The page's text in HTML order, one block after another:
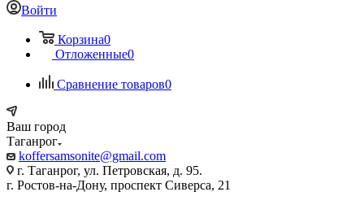
Войти
Корзина0
Отложенные0
Сравнение товаров0
Ваш город
Таганрог
koffersamsonite@gmail.com
г. Таганрог, ул. Петровская, д. 95.
г. Ростов-на-Дону, проспект Сиверса, 21